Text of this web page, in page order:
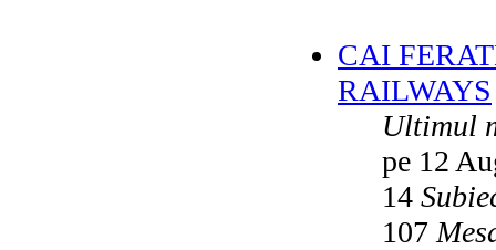
CAI
RAILWAYS
Ultimul
pe 12
14
107